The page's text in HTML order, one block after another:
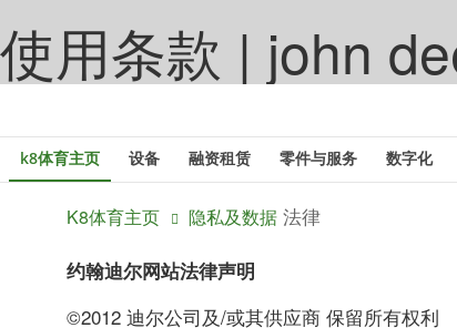
使用条款 | john
至
主
k8体育主页 设备 融资租赁 零件与服务 数字化
K8体育主页 隐私及数据 法律
约翰迪尔网站法律声明
©2012 迪尔公司及/或其供应商 保留所有权利